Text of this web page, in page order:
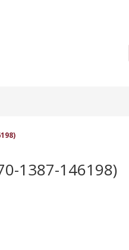
1387-146198)